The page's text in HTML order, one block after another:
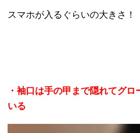
スマホが入るぐらいの大きさ！
・袖口は手の甲まで隠れてグ
いる